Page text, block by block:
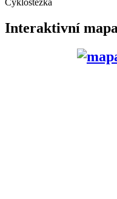
Cyklostezka
Interaktivní